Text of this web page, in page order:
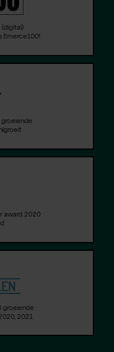
(digital)
Emerce100!
groeiende
award 2020
groeiende
2021